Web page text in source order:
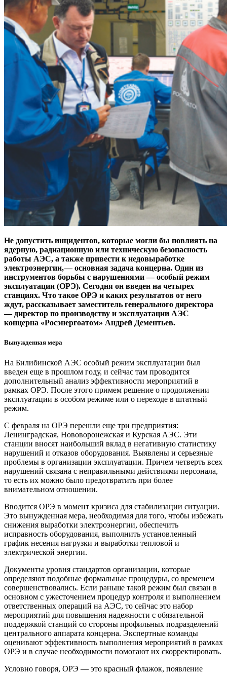
Не допустить инцидентов, которые могли бы повлиять на
ядерную, радиационную или техническую безопасность
работы АЭС, а также привести к недовыработке
электроэнергии, — основная задача концерна. Один из
инструментов борьбы с нарушениями — особый режим
эксплуатации (ОРЭ). Сегодня он введен на четырех
станциях. Что такое ОРЭ и каких результатов от него
ждут, рассказывает заместитель генерального директора
— директор по производству и эксплуатации АЭС
концерна «Росэнергоатом» Андрей Дементьев.
Вынужденная мера
На Билибинской АЭС особый режим эксплуатации был
введен еще в прошлом году, и сейчас там проводится
дополнительный анализ эффективности мероприятий в
рамках ОРЭ. После этого примем решение о продолжении
эксплуатации в особом режиме или о переходе в штатный
режим.
С февраля на ОРЭ перешли еще три предприятия:
Ленинградская, Нововоронежская и Курская АЭС. Эти
станции вносят наибольший вклад в негативную статистику
нарушений и отказов оборудования. Выявлены и серьезные
проблемы в организации эксплуатации. Причем четверть всех
нарушений связана с неправильными действиями персонала,
то есть их можно было предотвратить при более
внимательном отношении.
Вводится ОРЭ в момент кризиса для стабилизации ситуации.
Это вынужденная мера, необходимая для того, чтобы избежать
снижения выработки электроэнергии, обеспечить
исправность оборудования, выполнить установленный
график несения нагрузки и выработки тепловой и
электрической энергии.
Документы уровня стандартов организации, которые
определяют подобные формальные процедуры, со временем
совершенствовались. Если раньше такой режим был связан в
основном с ужесточением процедур контроля и выполнением
ответственных операций на АЭС, то сейчас это набор
мероприятий для повышения надежности с обязательной
поддержкой станций со стороны профильных подразделений
центрального аппарата концерна. Экспертные команды
оценивают эффективность выполнения мероприятий в рамках
ОРЭ и в случае необходимости помогают их скорректировать.
Условно говоря, ОРЭ — это красный флажок, появление